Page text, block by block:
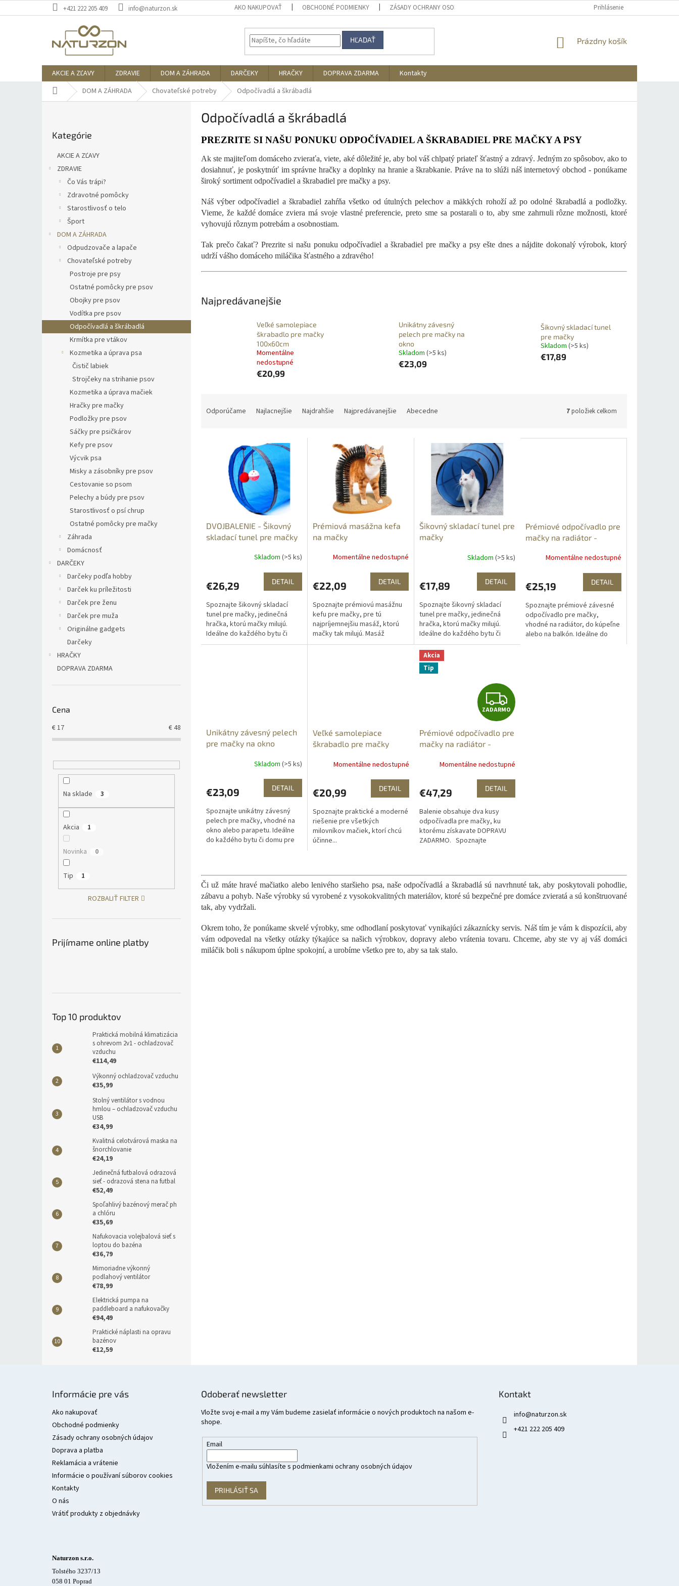
na
+421 222 205 409 info@naturzon.sk AKO NAKUPOVAŤ OBCHODNÉ PODMIENKY ZÁSADY OCHRANY OSOBNÝCH ÚDAJOV REKLAMÁCIA A VRÁTENIE
Prihlásenie
HĽADAŤ
NÁKUPNÝ
Prázdny košík
AKCIE A ZĽAVY ZDRAVIE DOM A ZÁHRADA DARČEKY HRAČKY DOPRAVA ZDARMA
Kontakty
DomovDOM A ZÁHRADA Chovateľské potreby Odpočívadlá a škrábadlá
kategórie
Kategórie
AKCIE A ZĽAVY
ZDRAVIE
Čo Vás trápi?
Zdravotné pomôcky
Starostlivosť o telo
Šport
DOM A ZÁHRADA
Odpudzovače a lapače
Chovateľské potreby
Postroje pre psy
Ostatné pomôcky pre psov
Obojky pre psov
Vodítka pre psov
Odpočívadlá a škrábadlá
Krmítka pre vtákov
Kozmetika a úprava psa
Čistič labiek
Strojčeky na strihanie psov
Kozmetika a úprava mačiek
Hračky pre mačky
Podložky pre psov
Sáčky pre psičkárov
Kefy pre psov
Výcvik psa
Misky a zásobníky pre psov
Cestovanie so psom
Pelechy a búdy pre psov
Starostlivosť o psí chrup
Ostatné pomôcky pre mačky
Záhrada
Domácnosť
DARČEKY
Darčeky podľa hobby
Darček ku príležitosti
Darček pre ženu
Darček pre muža
Originálne gadgets
Darčeky
HRAČKY
DOPRAVA ZDARMA
Cena
€17 €48
Na sklade 3
Akcia 1
Novinka 0
Tip 1
ROZBALIŤ FILTER
Prijímame online platby
Top 10 produktov
Praktická mobilná klimatizácia
s ohrevom 2v1 - ochladzovač
vzduchu
€114,49
Výkonný ochladzovač vzduchu
€35,99
Stolný ventilátor s vodnou
hmlou – ochladzovač vzduchu
USB
€34,99
Kvalitná celotvárová maska na
šnorchlovanie
€24,19
Jedinečná futbalová odrazová
sieť - odrazová stena na futbal
€52,49
Spoľahlivý bazénový merač ph
a chlóru
€35,69
Nafukovacia volejbalová sieť s
loptou do bazéna
€36,79
Mimoriadne výkonný
podlahový ventilátor
€78,99
Elektrická pumpa na
paddleboard a nafukovačky
€94,49
Praktické náplasti na opravu
bazénov
€12,59
Odpočívadlá a škrábadlá
PREZRITE SI NAŠU PONUKU ODPOČÍVADIEL A ŠKRABADIEL PRE MAČKY A PSY
Ak ste majiteľom domáceho zvieraťa, viete, aké dôležité je, aby bol váš chlpatý priateľ šťastný a zdravý. Jedným zo spôsobov, ako to
dosiahnuť, je poskytnúť im správne hračky a doplnky na hranie a škrabkanie. Práve na to slúži náš internetový obchod - ponúkame
široký sortiment odpočívadiel a škrabadiel pre mačky a psy.
Náš výber odpočívadiel a škrabadiel zahŕňa všetko od útulných pelechov a mäkkých rohoží až po odolné škrabadlá a podložky.
Vieme, že každé domáce zviera má svoje vlastné preferencie, preto sme sa postarali o to, aby sme zahrnuli rôzne možnosti, ktoré
vyhovujú rôznym potrebám a osobnostiam.
Tak prečo čakať? Prezrite si našu ponuku odpočívadiel a škrabadiel pre mačky a psy ešte dnes a nájdite dokonalý výrobok, ktorý
udrží vášho domáceho miláčika šťastného a zdravého!
Najpredávanejšie
Veľké samolepiace
škrabadlo pre mačky
100x60cm
Momentálne
nedostupné
€20,99
Unikátny závesný
pelech pre mačky na
okno
Skladom (>5 ks)
€23,09
Šikovný skladací tunel
pre mačky
Skladom (>5 ks)
€17,89
Odporúčame Najlacnejšie Najdrahšie Najpredávanejšie Abecedne 7položiek celkom
DVOJBALENIE - Šikovný
skladací tunel pre mačky
Skladom (>5 ks)
€26,29 DETAIL
Spoznajte šikovný skladací
tunel pre mačky, jedinečná
hračka, ktorú mačky milujú.
Ideálne do každého bytu či
domu pre maximálny komfort a
Prémiová masážna kefa
na mačky
Momentálne nedostupné
€22,09 DETAIL
Spoznajte prémiovú masážnu
kefu pre mačky, pre tú
najpríjemnejšiu masáž, ktorú
mačky tak milujú. Masáž
prekrvuje pokožku,
Šikovný skladací tunel pre
mačky
Skladom(>5 ks)
€17,89 DETAIL
Spoznajte šikovný skladací
tunel pre mačky, jedinečná
hračka, ktorú mačky milujú.
Ideálne do každého bytu či
domu pre maximálny komfort a
pohodlie vášho miláčika....
Prémiové odpočívadlo pre
mačky na radiátor -
Momentálne nedostupné
€25,19 DETAIL
Spoznajte prémiové závesné
odpočívadlo pre mačky,
vhodné na radiátor, do kúpeľne
alebo na balkón. Ideálne do
Unikátny závesný pelech
pre mačky na okno
Skladom (>5 ks)
€23,09 DETAIL
Spoznajte unikátny závesný
pelech pre mačky, vhodné na
okno alebo parapetu. Ideálne
do každého bytu či domu pre
Veľké samolepiace
škrabadlo pre mačky
Momentálne nedostupné
€20,99 DETAIL
Spoznajte praktické a moderné
riešenie pre všetkých
milovníkov mačiek, ktorí chcú
účinne...
Akcia
Tip
Z
A
D
A
R
M
ZADARMO
Prémiové odpočívadlo pre
mačky na radiátor -
DVOJBALENIE+DOPRAVA
Momentálne nedostupné
€47,29 DETAIL
Balenie obsahuje dva kusy
odpočívadla pre mačky, ku
ktorému získavate DOPRAVU
ZADARMO. Spoznajte
v
l
á
d
i
e
p
Či už máte hravé mačiatko alebo lenivého staršieho psa, naše odpočívadlá a škrabadlá sú navrhnuté tak, aby poskytovali pohodlie,
zábavu a pohyb. Naše výrobky sú vyrobené z vysokokvalitných materiálov, ktoré sú bezpečné pre domáce zvieratá a sú konštruované
tak, aby vydržali.
Okrem toho, že ponúkame skvelé výrobky, sme odhodlaní poskytovať vynikajúci zákaznícky servis. Náš tím je vám k dispozícii, aby
vám odpovedal na všetky otázky týkajúce sa našich výrobkov, dopravy alebo vrátenia tovaru. Chceme, aby ste vy aj váš domáci
miláčik boli s nákupom úplne spokojní, a urobíme všetko pre to, aby sa tak stalo.
Informácie pre vás
Ako nakupovať
Obchodné podmienky
Zásady ochrany osobných údajov
Doprava a platba
Reklamácia a vrátenie
Informácie o používaní súborov cookies
Kontakty
O nás
Vrátiť produkty z objednávky
Odoberať newsletter
Vložte svoj e-mail a my Vám budeme zasielať informácie o nových produktoch na našom e-
shope.
Email
Vložením e-mailu súhlasíte spodmienkami ochrany osobných údajov
PRIHLÁSIŤ SA
Kontakt
info@naturzon.sk
+421 222 205 409
Naturzon s.r.o.
Tolstého 3237/13
058 01 Poprad